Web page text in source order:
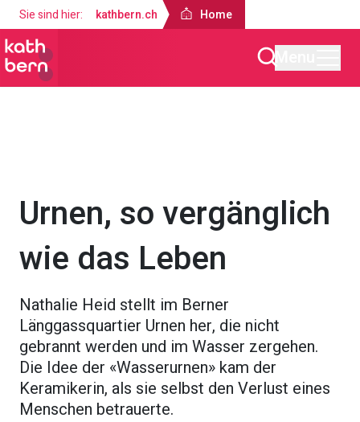
Sie sind hier: kathbern.ch Home
Urnen, so vergänglich
wie das Leben
Nathalie Heid stellt im Berner
Länggassquartier Urnen her, die nicht
gebrannt werden und im Wasser zergehen.
Die Idee der «Wasserurnen» kam der
Keramikerin, als sie selbst den Verlust eines
Menschen betrauerte.